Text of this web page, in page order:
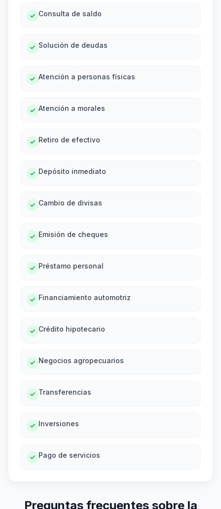
Consulta de saldo
Solución de deudas
Atención a personas físicas
Atención a morales
Retiro de efectivo
Depósito inmediato
Cambio de divisas
Emisión de cheques
Préstamo personal
Financiamiento automotriz
Crédito hipotecario
Negocios agropecuarios
Transferencias
Inversiones
Pago de servicios
Preguntas frecuentes sobre la